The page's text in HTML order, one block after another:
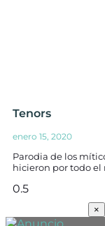
Tenors
enero 15, 2020
Parodia de los
hicieron por todo el
×